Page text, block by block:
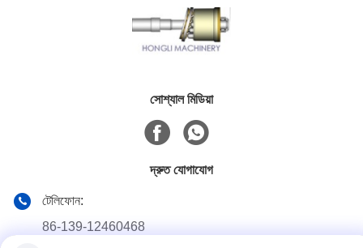
সোশ্যাল মিডিয়া
দ্রুত যোগাযোগ
টেলিফোন:
86-139-12460468